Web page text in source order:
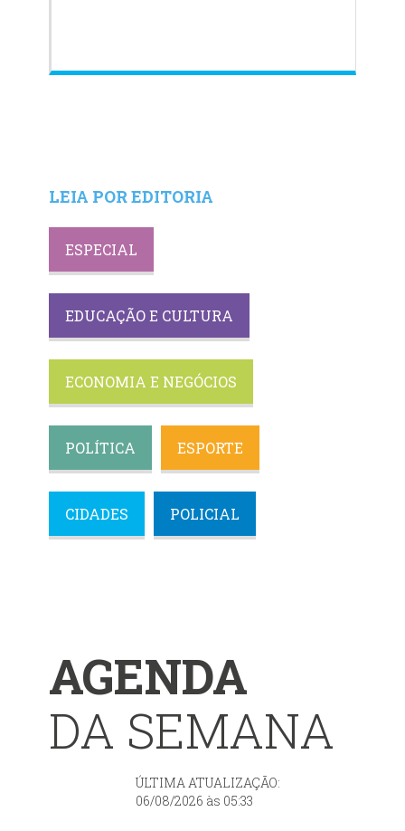
LEIA POR EDITORIA
CIDADES POLICIAL
POLÍTICA ESPORTE
ECONOMIA E NEGÓCIOS
EDUCAÇÃO E CULTURA
ESPECIAL
AGENDA
DA SEMANA
ÚLTIMA ATUALIZAÇÃO:
06/08/2026 às 05:33